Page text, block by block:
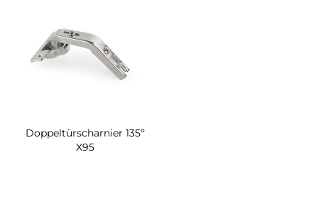
Doppeltürscharnier 135º
X95